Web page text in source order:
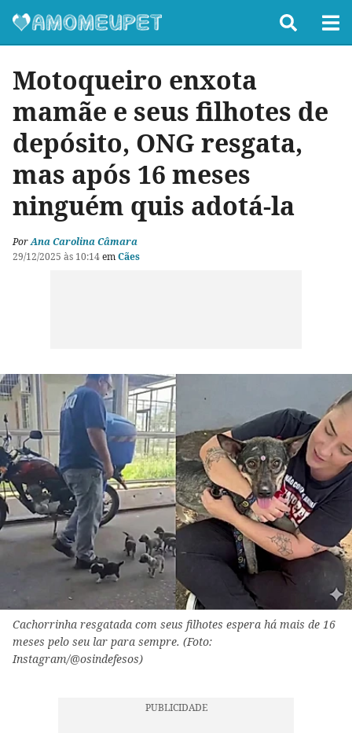
Motoqueiro enxota
mamãe e seus filhotes de
depósito, ONG resgata,
mas após 16 meses
ninguém quis adotá-la
PorAna Carolina Câmara
29/12/2025 às 10:14emCães
Cachorrinha resgatada com seus filhotes espera há mais de 16
meses pelo seu lar para sempre. (Foto:
Instagram/@osindefesos)